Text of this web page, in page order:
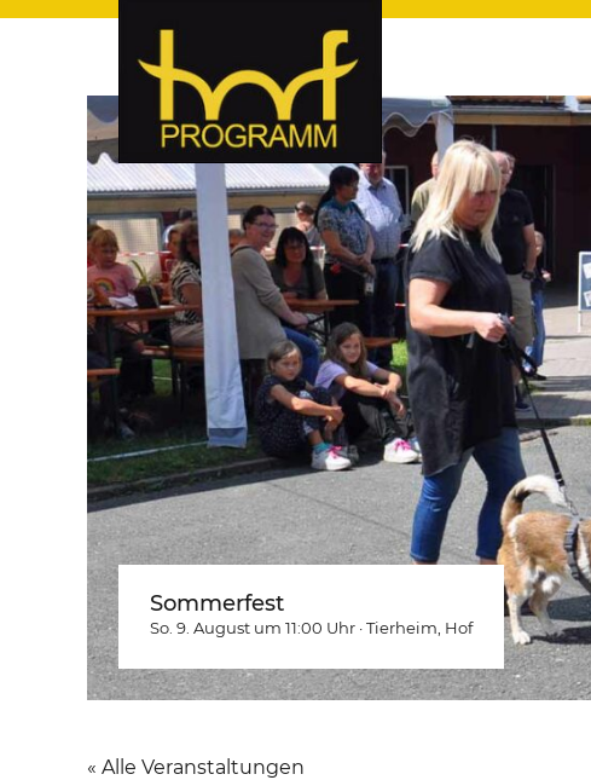
hof-programm – das
hof-programm – das Veranstaltungsportal für Hof und
Sommerfest
So. 9. August um 11:00 Uhr ·Tierheim , Hof
« Alle Veranstaltungen